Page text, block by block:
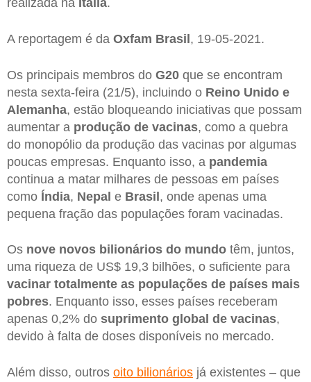
realizada na Itália.
A reportagem é da Oxfam Brasil , 19-05-2021.
Os principais membros do G20 que se encontram
nesta sexta-feira (21/5), incluindo o Reino Unido e
Alemanha, estão bloqueando iniciativas que possam
aumentar a produção de vacinas, como a quebra
do monopólio da produção das vacinas por algumas
poucas empresas. Enquanto isso, a pandemia
continua a matar milhares de pessoas em países
como Índia, Nepal e Brasil, onde apenas uma
pequena fração das populações foram vacinadas.
Os nove novos bilionários do mundo têm, juntos,
uma riqueza de US$ 19,3 bilhões, o suficiente para
vacinar totalmente as populações de países mais
pobres. Enquanto isso, esses países receberam
apenas 0,2% do suprimento global de vacinas,
devido à falta de doses disponíveis no mercado.
Além disso, outros oito bilionários já existentes – que